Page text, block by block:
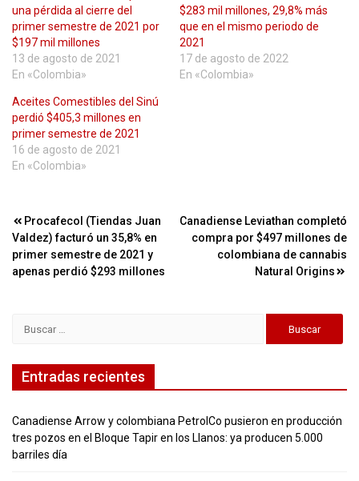
una pérdida al cierre del
primer semestre de 2021 por
$197 mil millones
13 de agosto de 2021
En «Colombia»
$283 mil millones, 29,8% más
que en el mismo periodo de
2021
17 de agosto de 2022
En «Colombia»
Aceites Comestibles del Sinú
perdió $405,3 millones en
primer semestre de 2021
16 de agosto de 2021
En «Colombia»
Navegación
de
entradas
Procafecol (Tiendas Juan
Valdez) facturó un 35,8% en
primer semestre de 2021 y
apenas perdió $293 millones
Canadiense Leviathan completó
compra por $497 millones de
colombiana de cannabis
Natural Origins
Entradas recientes
Canadiense Arrow y colombiana PetrolCo pusieron en producción
tres pozos en el Bloque Tapir en los Llanos: ya producen 5.000
barriles día